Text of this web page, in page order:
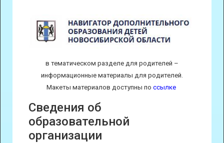
в тематическом разделе для родителей –
информационные материалы для родителей.
Макеты материалов доступны по ссылке
Сведения об
образовательной
организации